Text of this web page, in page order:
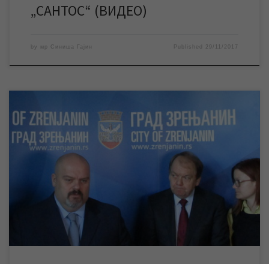
„САНТОС“ (ВИДЕО)
by мр Синиша Гајин Published 29/11/2017
У години када се обележава стогодишњица дипломатских
односа Данске и Србије, Зрењанин је био домаћин великог и
значајног привредног скупа „ДАНСКО – СРПСКИ ДАНИ ВОДА
2017“ које су заједнички организовали Амбасада Краљевине
Данске и Данска група за технологију вода, а под
покровитељством ЈКП „Водовод и канализација“ Зрењанин и
Града Зрењанина. […]